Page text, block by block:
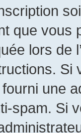
que
lors de
Si
une
spam. Si